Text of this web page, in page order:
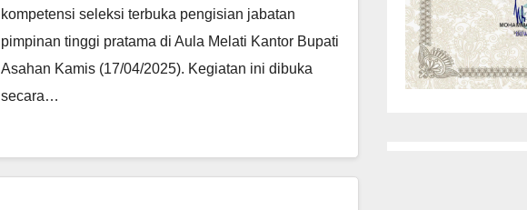
kompetensi seleksi terbuka pengisian jabatan
pimpinan tinggi pratama di Aula Melati Kantor Bupati
Asahan Kamis (17/04/2025). Kegiatan ini dibuka
secara…